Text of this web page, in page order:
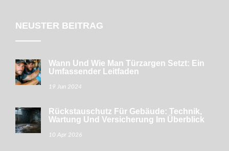
NEUSTER BEITRAG
Wann Und Wie Man Türzargen Setzt: Ein
Umfassender Leitfaden
19 Jun 2024
Rückstauschutz Für Gebäude: Technik,
Wartung Und Versicherung Im Überblick
10 Apr 2026